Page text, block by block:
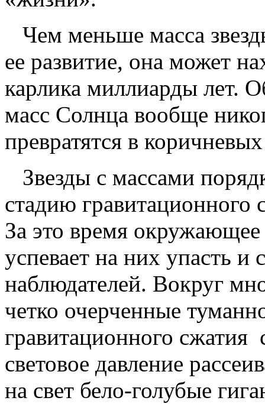
Чем меньше масса
ее развитие, она может
карлика миллиарды лет.
масс Солнца вообще
превратятся в
Звезды с массами
стадию гравитационного
За это время
успевает на них упасть и
наблюдателей. Вокруг
четко очерченные
гравитационного сжатия
световое давление
на свет бело-голубые